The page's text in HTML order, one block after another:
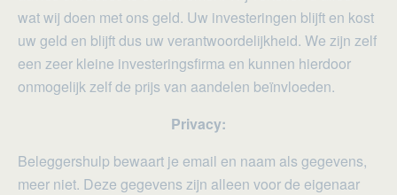
wat wij doen met ons geld. Uw investeringen blijft en kost
uw geld en blijft dus uw verantwoordelijkheid. We zijn zelf
een zeer kleine investeringsfirma en kunnen hierdoor
onmogelijk zelf de prijs van aandelen beïnvloeden.
Privacy:
Beleggershulp bewaart je email en naam als gegevens,
meer niet. Deze gegevens zijn alleen voor de eigenaar